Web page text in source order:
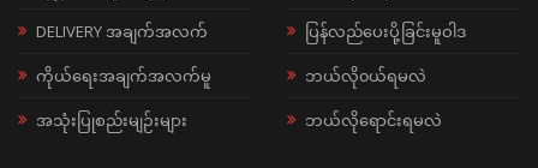
DELIVERY အချက်အလက်
ကိုယ်ရေးအချက်အလက်မူ
အသုံးပြုစည်းမျဉ်းများ
ပြန်လည်ပေးပို့ခြင်းမူဝါဒ
ဘယ်လို၀ယ်ရမလဲ
ဘယ်လိုရောင်းရမလဲ